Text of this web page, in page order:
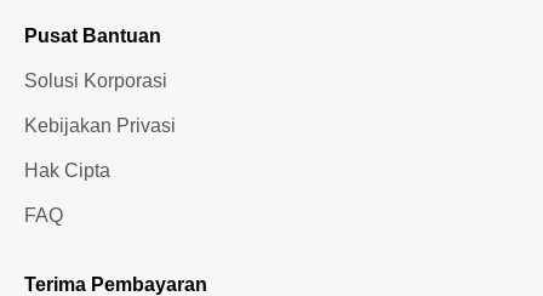
Pusat Bantuan
Solusi Korporasi
Kebijakan Privasi
Hak Cipta
FAQ
Terima Pembayaran